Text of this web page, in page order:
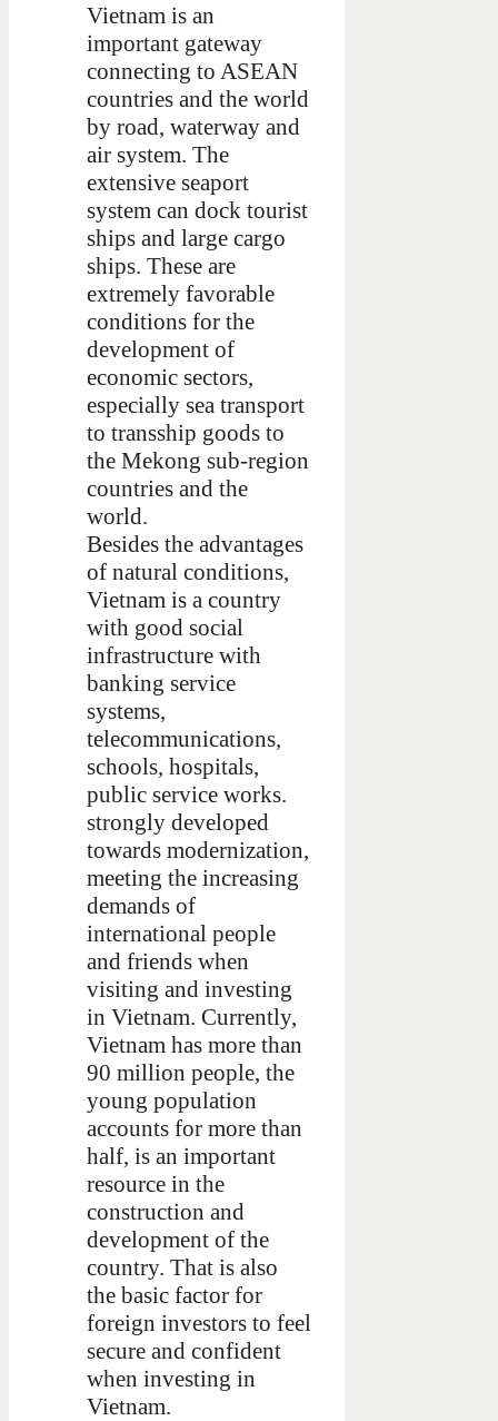
Vietnam is an
important gateway
connecting to ASEAN
countries and the world
by road, waterway and
air system. The
extensive seaport
system can dock tourist
ships and large cargo
ships. These are
extremely favorable
conditions for the
development of
economic sectors,
especially sea transport
to transship goods to
the Mekong sub-region
countries and the
world.
Besides the advantages
of natural conditions,
Vietnam is a country
with good social
infrastructure with
banking service
systems,
telecommunications,
schools, hospitals,
public service works.
strongly developed
towards modernization,
meeting the increasing
demands of
international people
and friends when
visiting and investing
in Vietnam. Currently,
Vietnam has more than
90 million people, the
young population
accounts for more than
half, is an important
resource in the
construction and
development of the
country. That is also
the basic factor for
foreign investors to feel
secure and confident
when investing in
Vietnam.